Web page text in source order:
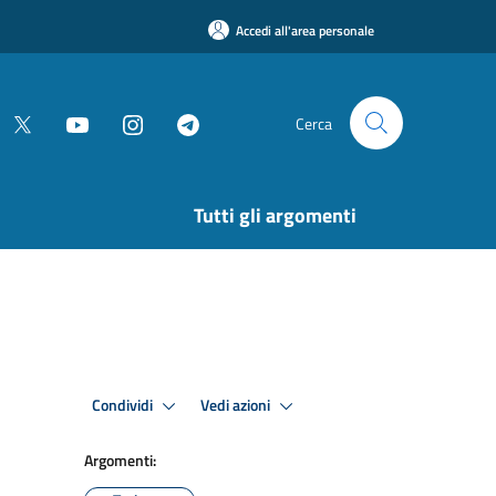
Accedi all'area personale
Cerca
Tutti gli argomenti
Condividi Vedi azioni
Argomenti: